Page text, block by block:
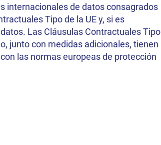
internacionales de datos consagrados
Tipo de la UE y, si es
Las Cláusulas Contractuales Tipo
junto con medidas adicionales, tienen
las normas europeas de protección